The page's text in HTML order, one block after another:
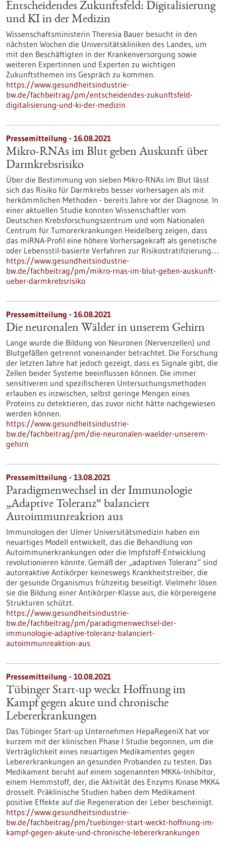
Entscheidendes Zukunftsfeld: Digitalisierung
und KI in der Medizin
Wissenschaftsministerin Theresia Bauer besucht in den
nächsten Wochen die Universitätskliniken des Landes, um
mit den Beschäftigten in der Kranken­ver­sorgung sowie
weiteren Expertinnen und Experten zu wichtigen
Zukunftsthemen ins Gespräch zu kommen.
https://www.gesundheitsindustrie-
bw.de/fachbeitrag/pm/entscheidendes-zukunftsfeld-
digitalisierung-und-ki-der-medizin
Pressemitteilung - 16.08.2021
Mikro-RNAs im Blut geben Auskunft über
Darmkrebsrisiko
Über die Bestimmung von sieben Mikro-RNAs im Blut lässt
sich das Risiko für Darmkrebs besser vorhersagen als mit
herkömmlichen Methoden - bereits Jahre vor der Diagnose. In
einer aktuellen Studie konnten Wissenschaftler vom
Deutschen Krebsforschungszentrum und vom Nationalen
Centrum für Tumorerkrankungen Heidelberg zeigen, dass
das miRNA-Profil eine höhere Vorhersagekraft als genetische
oder Lebensstil-basierte Verfahren zur Risikostratifizierung…
https://www.gesundheitsindustrie-
bw.de/fachbeitrag/pm/mikro-rnas-im-blut-geben-auskunft-
ueber-darmkrebsrisiko
Pressemitteilung - 16.08.2021
Die neuronalen Wälder in unserem Gehirn
Lange wurde die Bildung von Neuronen (Nervenzellen) und
Blutgefäßen getrennt voneinander betrachtet. Die Forschung
der letzten Jahre hat jedoch gezeigt, dass es Signale gibt, die
Zellen beider Systeme beeinflussen können. Die immer
sensitiveren und spezifischeren Untersuchungsmethoden
erlauben es inzwischen, selbst geringe Mengen eines
Proteins zu detektieren, das zuvor nicht hätte nachgewiesen
werden können.
https://www.gesundheitsindustrie-
bw.de/fachbeitrag/pm/die-neuronalen-waelder-unserem-
gehirn
Pressemitteilung - 13.08.2021
Paradigmenwechsel in der Immunologie
„Adaptive Toleranz“ balanciert
Autoimmunreaktion aus
Immunologen der Ulmer Universitätsmedizin haben ein
neuartiges Modell entwickelt, das die Behandlung von
Autoimmunerkrankungen oder die Impfstoff-Entwicklung
revolutionieren könnte. Gemäß der „adaptiven Toleranz“ sind
autoreaktive Antikörper keineswegs Krankheitstreiber, die
der gesunde Organismus frühzeitig beseitigt. Vielmehr lösen
sie die Bildung einer Antikörper-Klasse aus, die körpereigene
Strukturen schützt.
https://www.gesundheitsindustrie-
bw.de/fachbeitrag/pm/paradigmenwechsel-der-
immunologie-adaptive-toleranz-balanciert-
autoimmunreaktion-aus
Pressemitteilung - 10.08.2021
Tübinger Start-up weckt Hoffnung im
Kampf gegen akute und chronische
Lebererkrankungen
Das Tübinger Start-up Unternehmen HepaRegeniX hat vor
kurzem mit der klinischen Phase I Studie begonnen, um die
Verträglichkeit eines neuartigen Medikamentes gegen
Lebererkrankungen an gesunden Probanden zu testen. Das
Medikament beruht auf einem sogenannten MKK4-Inhibitor,
einem Hemmstoff, der, die Aktivität des Enzyms Kinase MKK4
drosselt. Präklinische Studien haben dem Medikament
positive Effekte auf die Regeneration der Leber bescheinigt.
https://www.gesundheitsindustrie-
bw.de/fachbeitrag/pm/tuebinger-start-weckt-hoffnung-im-
kampf-gegen-akute-und-chronische-lebererkrankungen